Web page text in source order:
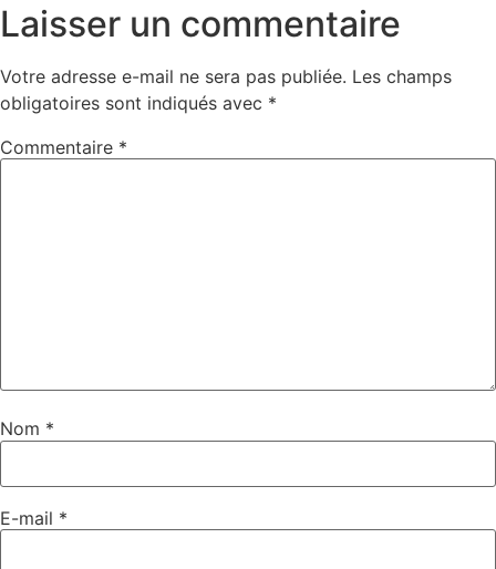
Laisser un commentaire
Votre adresse e-mail ne sera pas publiée. Les champs
obligatoires sont indiqués avec *
Commentaire *
Nom *
E-mail *